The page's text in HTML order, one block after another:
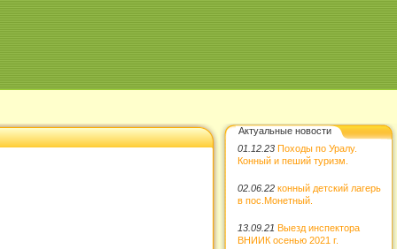
Актуальные новости
01.12.23 Походы по Уралу.
Конный и пеший туризм.
02.06.22 конный детский лагерь
в пос.Монетный.
13.09.21 Выезд инспектора
ВНИИК осенью 2021 г.